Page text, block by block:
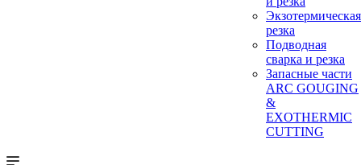
Экзотермическая
резка
Подводная
сварка и резка
Запасные части
ARC GOUGING
&
EXOTHERMIC
CUTTING